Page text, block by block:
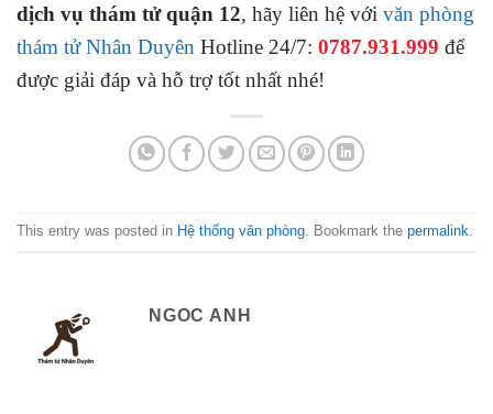
dịch vụ thám tử quận 12, hãy liên hệ với văn phòng
thám tử Nhân Duyên Hotline 24/7: 0787.931.999 để
được giải đáp và hỗ trợ tốt nhất nhé!
This entry was posted in Hệ thống văn phòng. Bookmark the permalink.
NGOC ANH